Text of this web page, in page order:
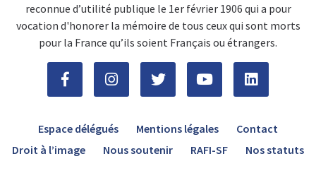
reconnue d’utilité publique le 1er février 1906 qui a pour
vocation d'honorer la mémoire de tous ceux qui sont morts
pour la France qu’ils soient Français ou étrangers.
Espace délégués Mentions légales
Contact
Droit à l’image
Nous soutenir RAFI-SF Nos statuts